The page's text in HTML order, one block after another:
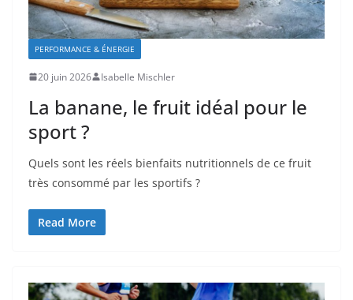
PERFORMANCE & ÉNERGIE
20 juin 2026 Isabelle Mischler
La banane, le fruit idéal pour le
sport ?
Quels sont les réels bienfaits nutritionnels de ce fruit
très consommé par les sportifs ?
Read More